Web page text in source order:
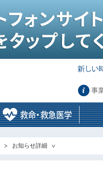
事
お知らせ詳細